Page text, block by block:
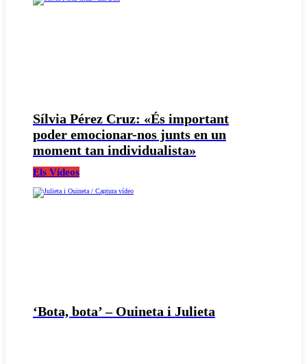
Sílvia Pérez Cruz: «És important
poder emocionar-nos junts en un
moment tan individualista»
Els Vídeos
‘Bota, bota’ – Ouineta i Julieta